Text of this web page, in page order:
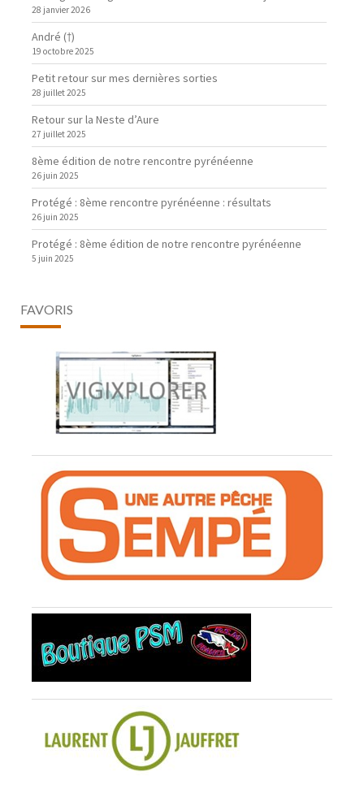
28 janvier 2026
André (†)
19 octobre 2025
Petit retour sur mes dernières sorties
28 juillet 2025
Retour sur la Neste d’Aure
27 juillet 2025
8ème édition de notre rencontre pyrénéenne
26 juin 2025
Protégé : 8ème rencontre pyrénéenne : résultats
26 juin 2025
Protégé : 8ème édition de notre rencontre pyrénéenne
5 juin 2025
FAVORIS